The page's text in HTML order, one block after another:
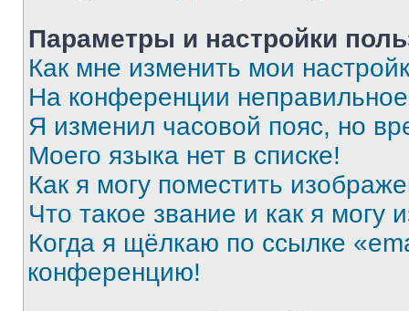
Параметры и настройки
Как мне изменить мои
На конференции
Я изменил часовой пояс, но
Моего языка нет в списке!
Как я могу поместить
Что такое звание и как я могу
Когда я щёлкаю по ссылке
конференцию!